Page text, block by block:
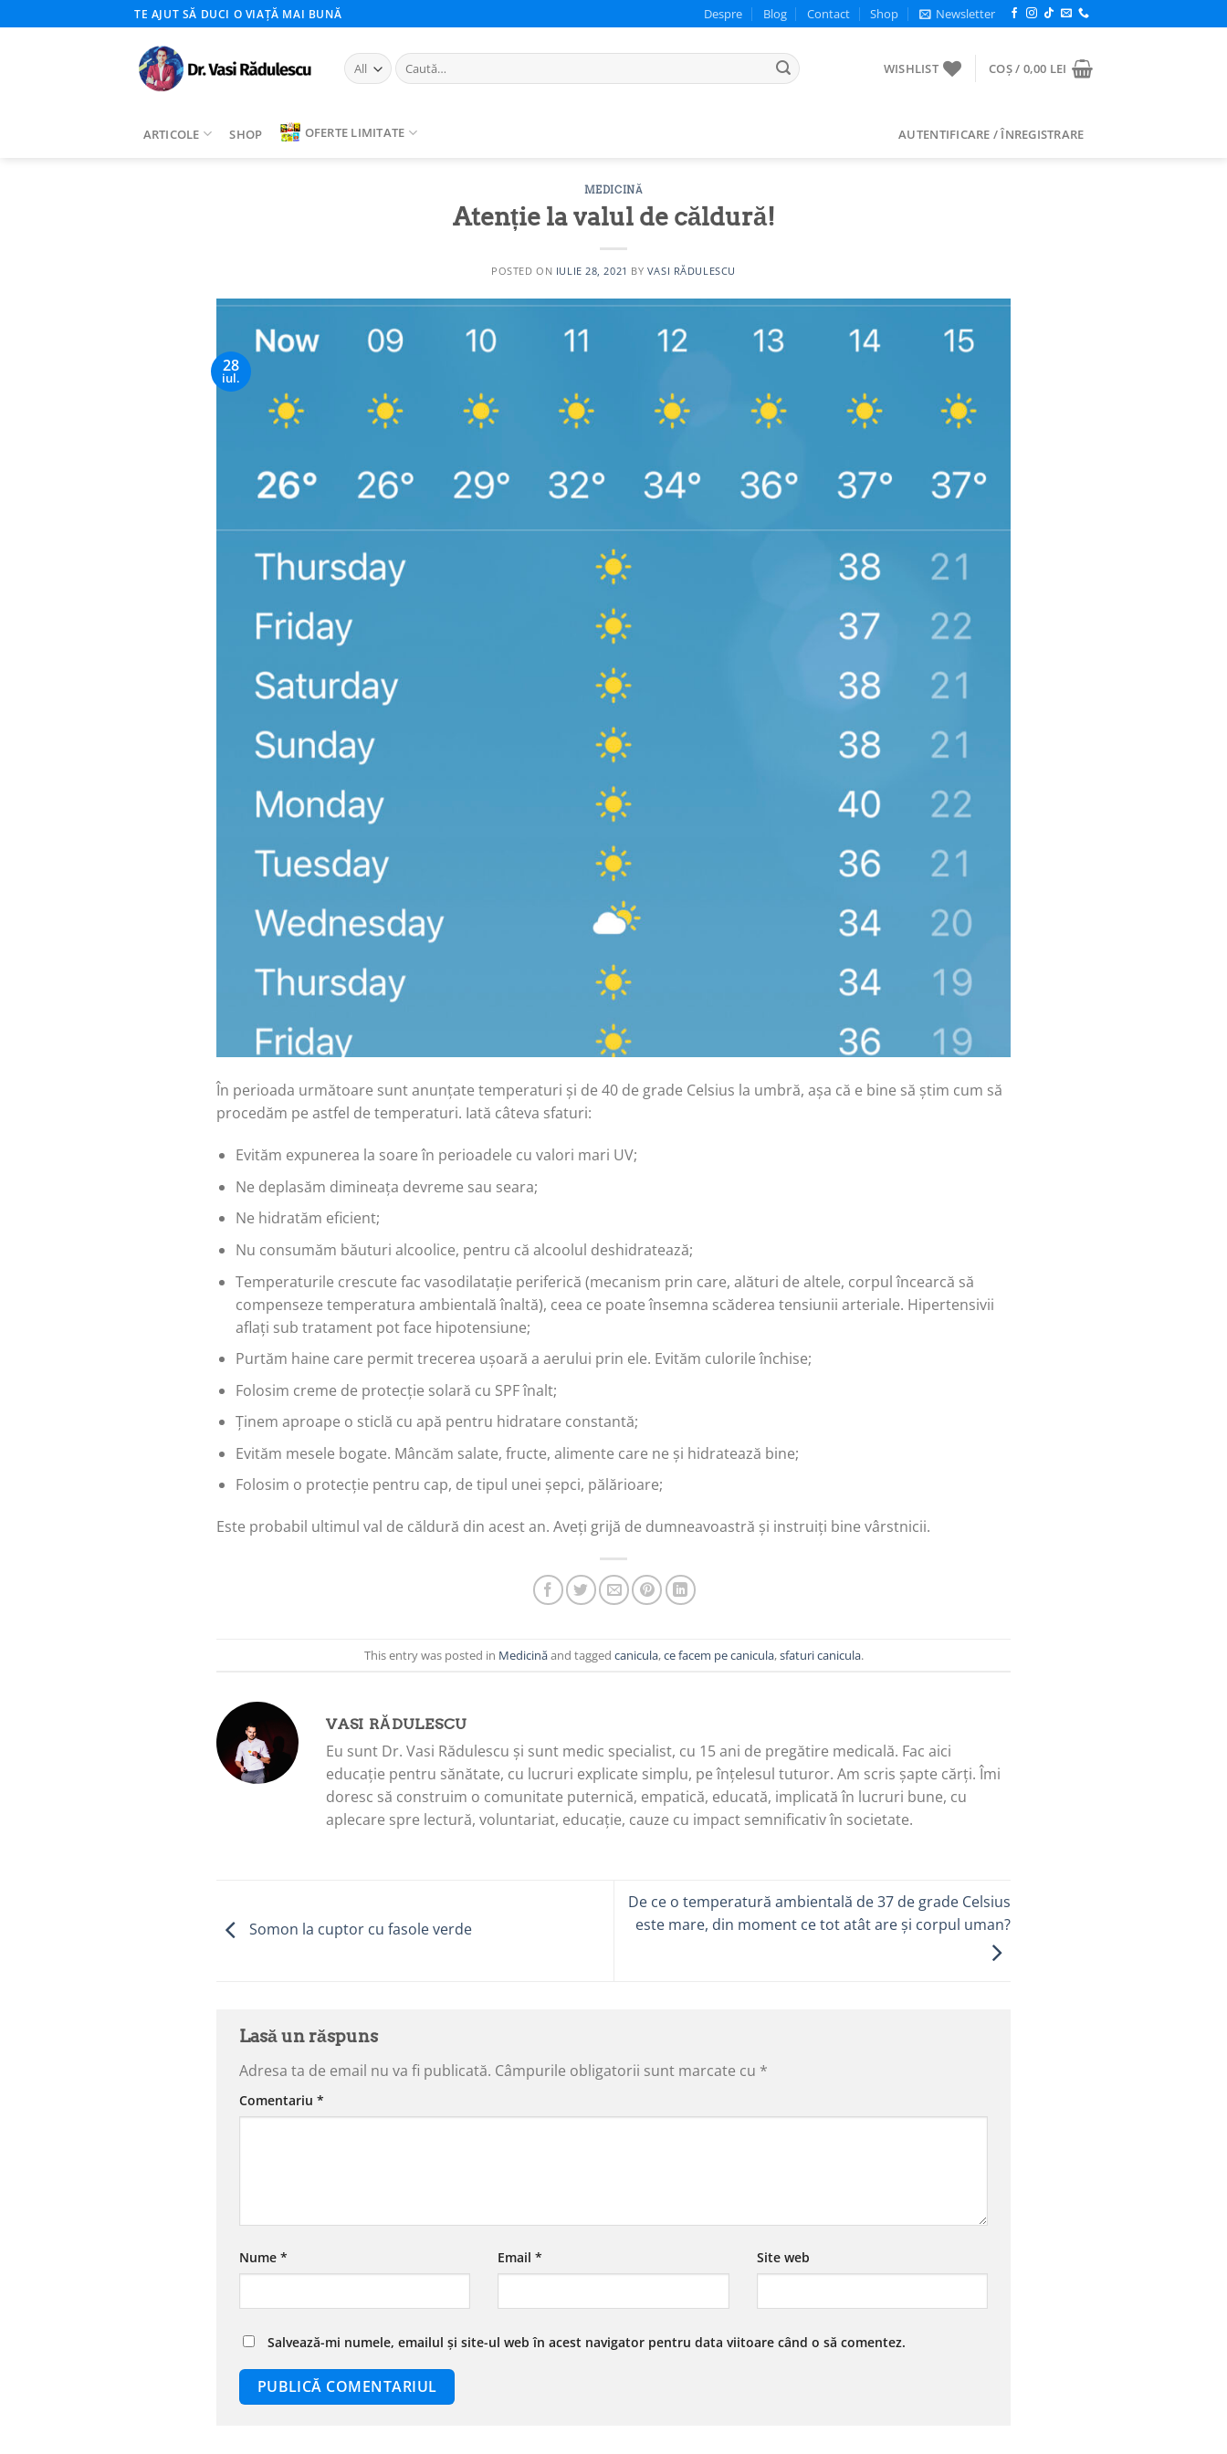
to
TE AJUT SĂ DUCI O VIAȚĂ MAI BUNĂ Despre Blog Contact Shop Newsletter
Caută
după:
WISHLIST COȘ / 0,00 LEI
ARTICOLE SHOP OFERTE LIMITATE AUTENTIFICARE / ÎNREGISTRARE
MEDICINĂ
Atenție la valul de căldură!
POSTED ON IULIE 28, 2021 BY VASI RĂDULESCU
28
iul.
În perioada următoare sunt anunțate temperaturi și de 40 de grade Celsius la umbră, așa că e bine să știm cum să
procedăm pe astfel de temperaturi. Iată câteva sfaturi:
Evităm expunerea la soare în perioadele cu valori mari UV;
Ne deplasăm dimineața devreme sau seara;
Ne hidratăm eficient;
Nu consumăm băuturi alcoolice, pentru că alcoolul deshidratează;
Temperaturile crescute fac vasodilatație periferică (mecanism prin care, alături de altele, corpul încearcă să
compenseze temperatura ambientală înaltă), ceea ce poate însemna scăderea tensiunii arteriale. Hipertensivii
aflați sub tratament pot face hipotensiune;
Purtăm haine care permit trecerea ușoară a aerului prin ele. Evităm culorile închise;
Folosim creme de protecție solară cu SPF înalt;
Ținem aproape o sticlă cu apă pentru hidratare constantă;
Evităm mesele bogate. Mâncăm salate, fructe, alimente care ne și hidratează bine;
Folosim o protecție pentru cap, de tipul unei șepci, pălărioare;
Este probabil ultimul val de căldură din acest an. Aveți grijă de dumneavoastră și instruiți bine vârstnicii.
This entry was posted in Medicinăand tagged canicula,ce facem pe canicula,sfaturi canicula.
VASI RĂDULESCU
Eu sunt Dr. Vasi Rădulescu și sunt medic specialist, cu 15 ani de pregătire medicală. Fac aici
educație pentru sănătate, cu lucruri explicate simplu, pe înțelesul tuturor. Am scris șapte cărți. Îmi
doresc să construim o comunitate puternică, empatică, educată, implicată în lucruri bune, cu
aplecare spre lectură, voluntariat, educație, cauze cu impact semnificativ în societate.
Somon la cuptor cu fasole verde
De ce o temperatură ambientală de 37 de grade Celsius
este mare, din moment ce tot atât are și corpul uman?
Lasă un răspuns
Adresa ta de email nu va fi publicată. Câmpurile obligatorii sunt marcate cu *
Comentariu *
Nume * Email* Site web
Salvează-mi numele, emailul și site-ul web în acest navigator pentru data viitoare când o să comentez.